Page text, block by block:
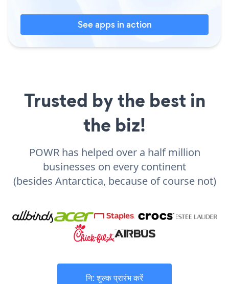
See apps in action
Trusted by the best in
the biz!
POWR has helped over a half million
businesses on every continent
(besides Antarctica, because of course not)
नि: शुल्क प्रारंभ करें